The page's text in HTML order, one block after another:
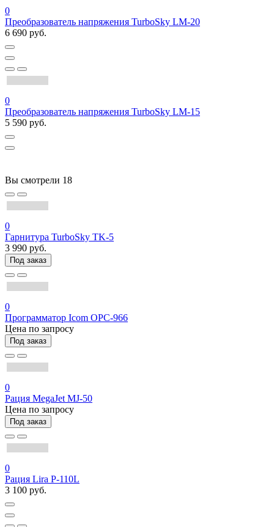
0
Преобразователь напряжения TurboSky LM-20
6 690 руб.
0
Преобразователь напряжения TurboSky LM-15
5 590 руб.
Вы смотрели 18
0
Гарнитура TurboSky TK-5
3 990 руб.
Под заказ
0
Программатор Icom OPC-966
Цена по запросу
Под заказ
0
Рация MegaJet MJ-50
Цена по запросу
Под заказ
0
Рация Lira P-110L
3 100 руб.